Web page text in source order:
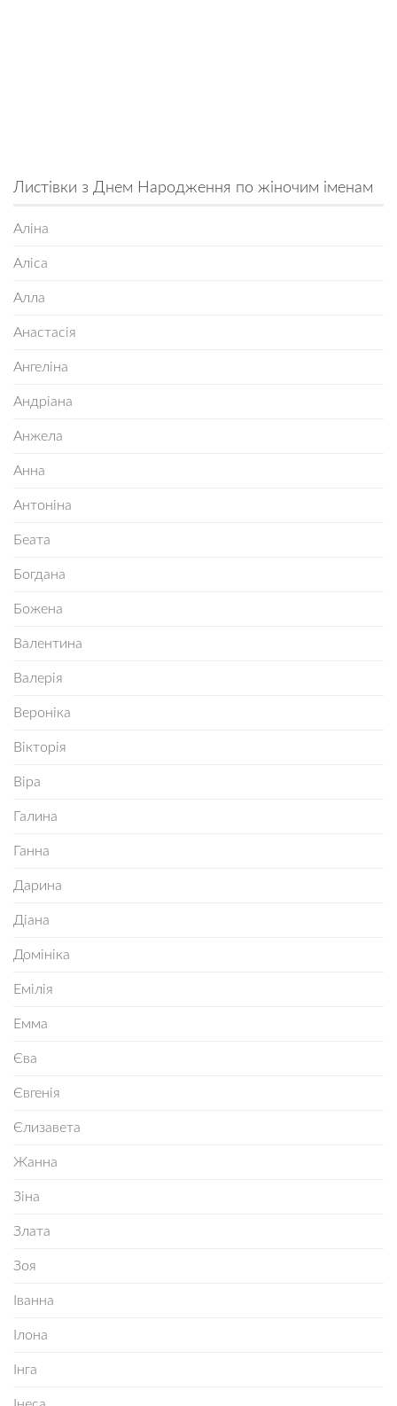
Листівки з Днем Народження по жіночим іменам
Аліна
Аліса
Алла
Анастасія
Ангеліна
Андріана
Анжела
Анна
Антоніна
Беата
Богдана
Божена
Валентина
Валерія
Вероніка
Вікторія
Віра
Галина
Ганна
Дарина
Діана
Домініка
Емілія
Емма
Єва
Євгенія
Єлизавета
Жанна
Зіна
Злата
Зоя
Іванна
Ілона
Інга